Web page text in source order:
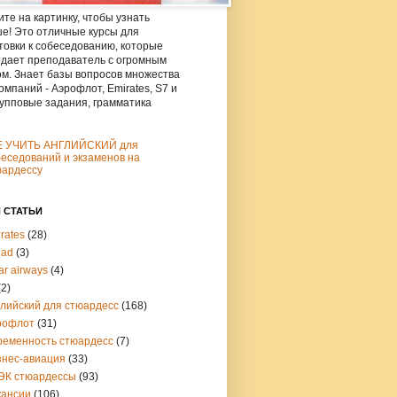
на картинку, чтобы узнать
Это отличные курсы для
к собеседованию, которые
преподаватель с огромным
Знает базы вопросов множества
- Аэрофлот, Emirates, S7 и
задания, грамматика
УЧИТЬ АНГЛИЙСКИЙ для
и экзаменов на
(28)
(3)
airways (4)
для стюардесс (168)
(31)
стюардесс (7)
авиация (33)
стюардессы (93)
(106)